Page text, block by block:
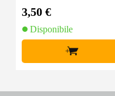
3,50 €
Disponibile
+